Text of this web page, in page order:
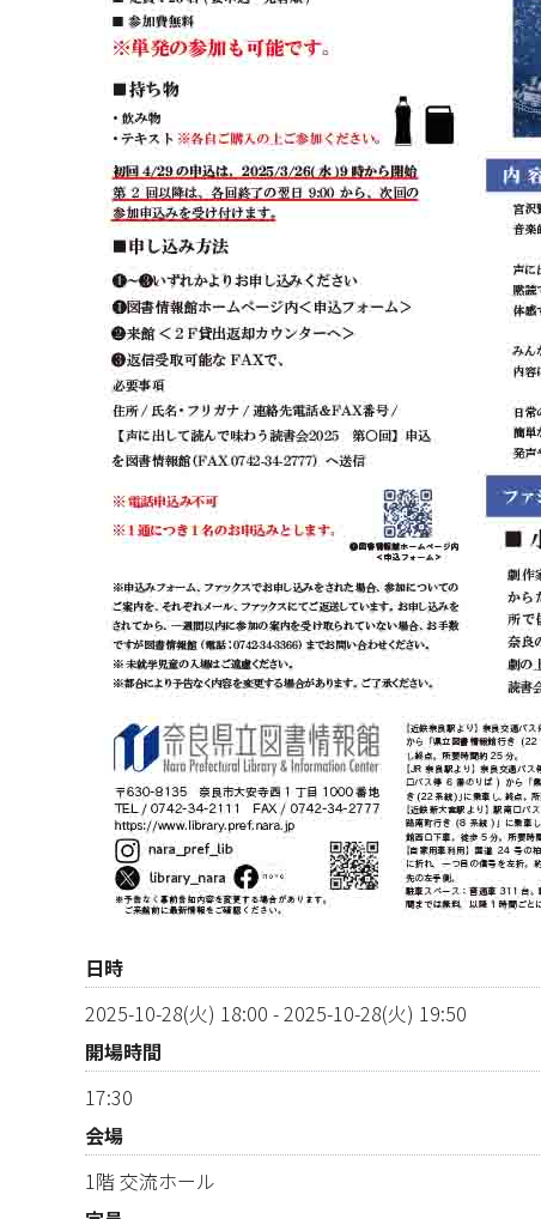
日時
2025-10-28(火) 18:00 -2025-10-28(火) 19:50
開場時間
17:30
会場
1階 交流ホール